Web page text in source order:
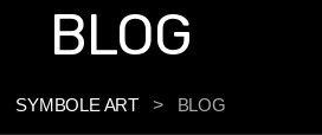
BLOG
SYMBOLE ART > BLOG